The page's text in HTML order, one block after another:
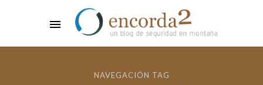
NAVEGACIÓN TAG